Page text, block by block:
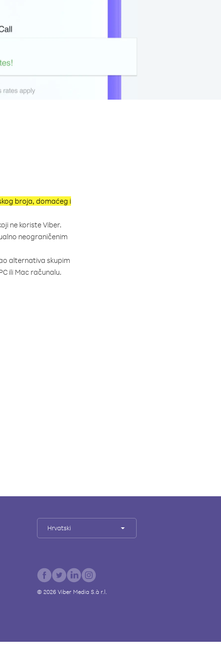
broja, domaćeg i
ne koriste Viber.
neograničenim
alternativa skupim
ili Mac računalu.
Hrvatski
© 2026 Viber Media S.à r.l.